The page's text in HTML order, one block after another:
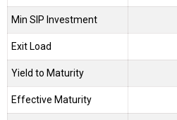
Min SIP Investment
Exit Load
Yield to Maturity
Effective Maturity